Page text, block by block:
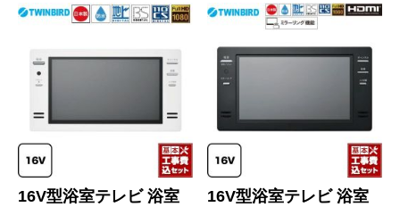
16V型浴室テレビ 浴室
16V型浴室テレビ 浴室